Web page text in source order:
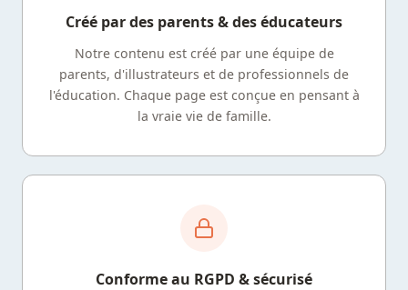
Créé par des parents & des éducateurs
Notre contenu est créé par une équipe de
parents, d'illustrateurs et de professionnels de
l'éducation. Chaque page est conçue en pensant à
la vraie vie de famille.
Conforme au RGPD & sécurisé